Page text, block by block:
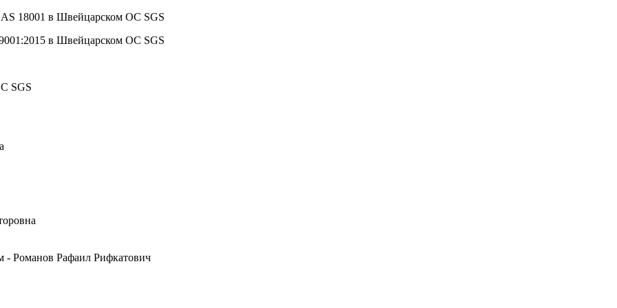
18001 в Швейцарском ОС SGS
в Швейцарском ОС SGS
SGS